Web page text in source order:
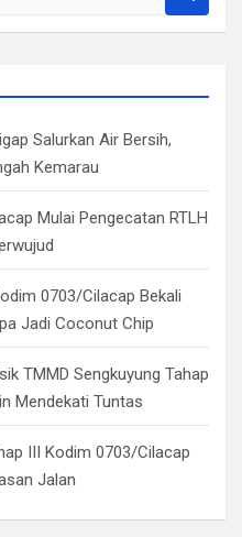
Salurkan Air Bersih,
Kemarau
Mulai Pengecatan RTLH
0703/Cilacap Bekali
Jadi Coconut Chip
TMMD Sengkuyung Tahap
Mendekati Tuntas
III Kodim 0703/Cilacap
Jalan